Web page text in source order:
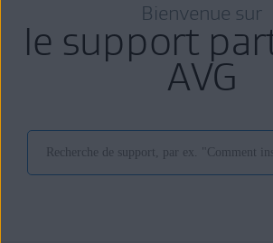
Bienvenue sur
le support
AVG